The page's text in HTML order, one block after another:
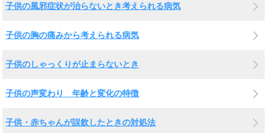
子供の風邪症状が治らないとき考えられる病気
子供の胸の痛みから考えられる病気
子供のしゃっくりが止まらないとき
子供の声変わり 年齢と変化の特徴
子供・赤ちゃんが誤飲したときの対処法